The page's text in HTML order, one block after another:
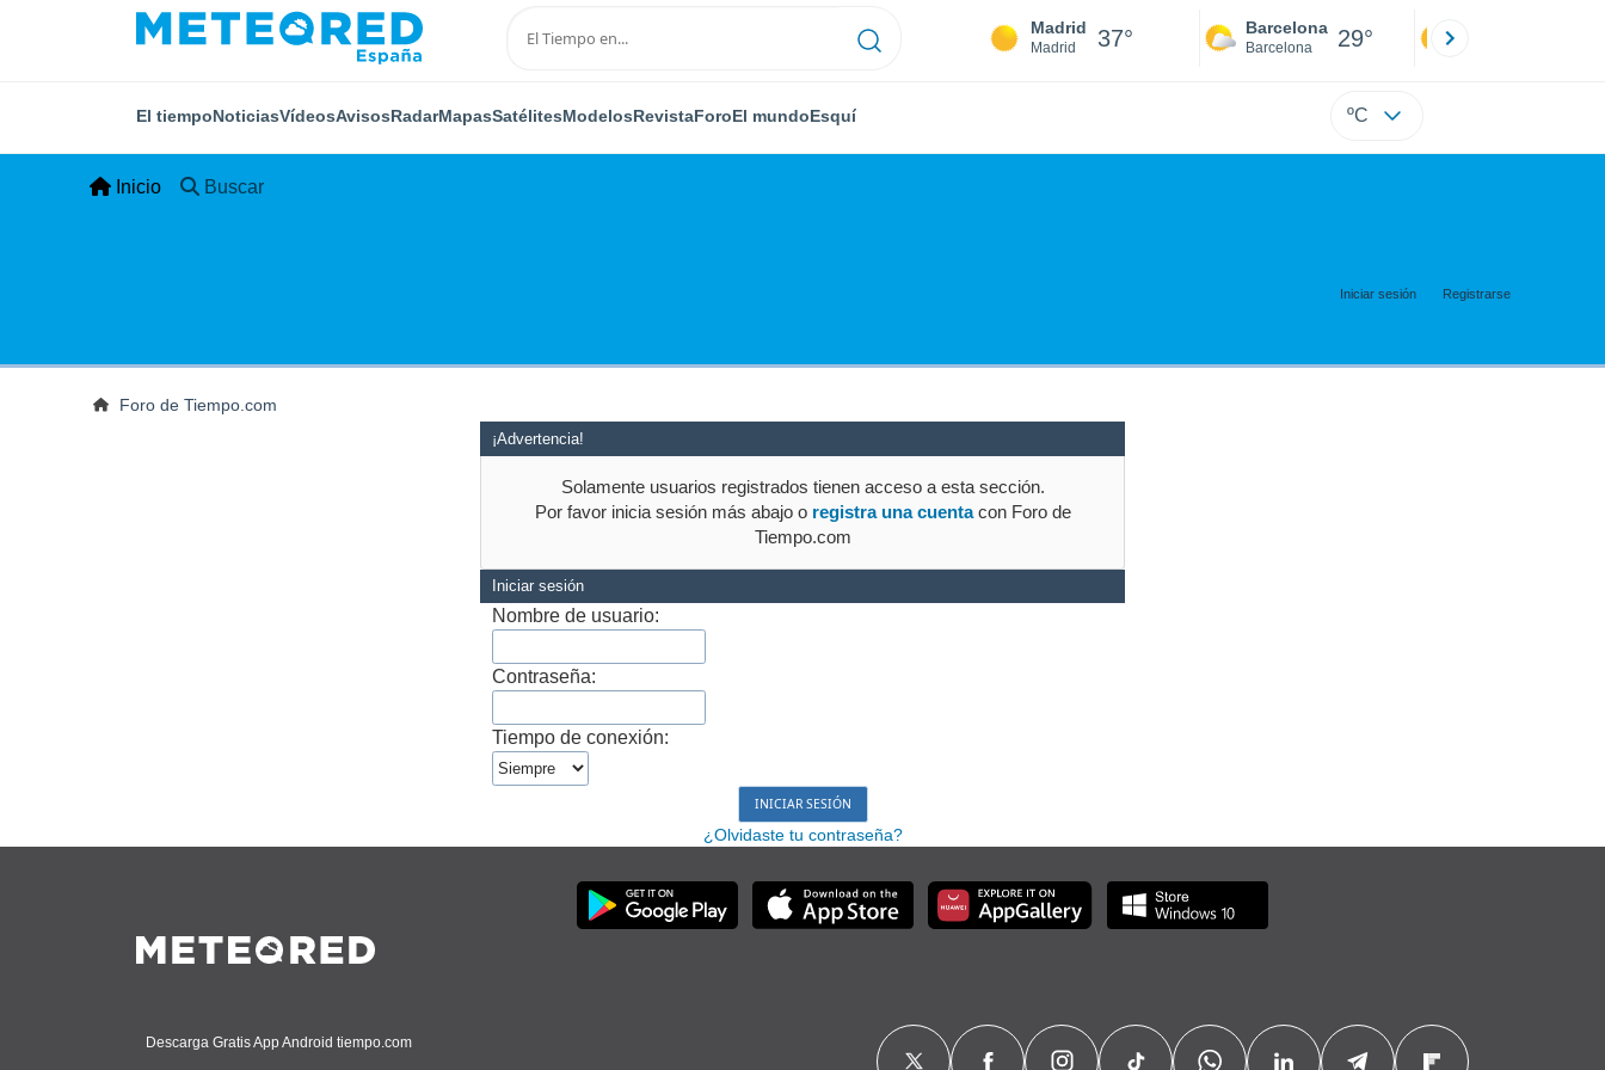
Madrid
Madrid 37° Barcelona
Barcelona 29°
El tiempoNoticiasVídeosAvisosRadarMapasSatélitesModelosRevistaForoEl mundoEsquí ºC
Inicio Buscar
Iniciar sesión Registrarse
Foro de Tiempo.com
¡Advertencia!
Solamente usuarios registrados tienen acceso a esta sección.
Por favor inicia sesión más abajo o registra una cuentacon Foro de
Tiempo.com
Iniciar sesión
Nombre de usuario:
Contraseña:
Tiempo de conexión:
¿Olvidaste tu contraseña?
Descarga Gratis App Android tiempo.com